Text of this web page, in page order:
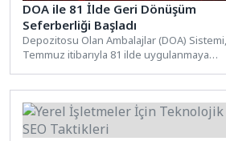
DOA ile 81 İlde Geri Dönüşüm
Seferberliği Başladı
Depozitosu Olan Ambalajlar (DOA)
Temmuz itibarıyla 81 ilde uygulanmaya